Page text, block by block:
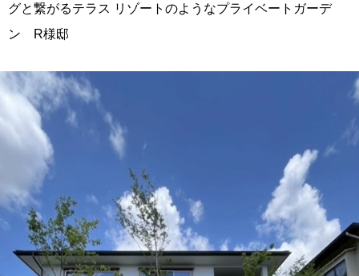
グと繋がるテラス リゾートのようなプライベートガーデ
ン R様邸